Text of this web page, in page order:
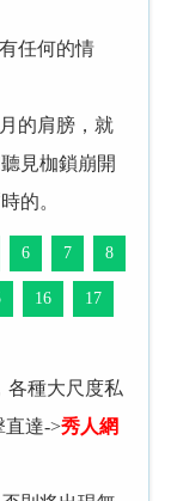
任何的情
的肩膀，就
見枷鎖崩開
的。
6 7 8
16 17
各種大尺度私
直達->秀人網